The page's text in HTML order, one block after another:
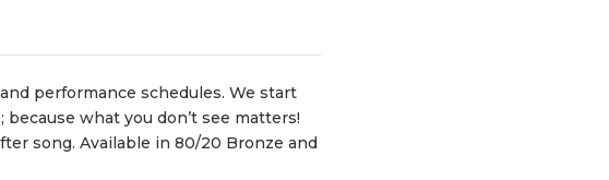
performance schedules. We start
what you don’t see matters!
song. Available in 80/20 Bronze and